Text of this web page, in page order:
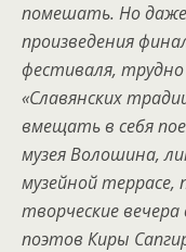
помешать. Но
произведения
фестиваля,
«Славянских
вмещать в себя
музея Волошина,
музейной террасе,
творческие
поэтов Киры